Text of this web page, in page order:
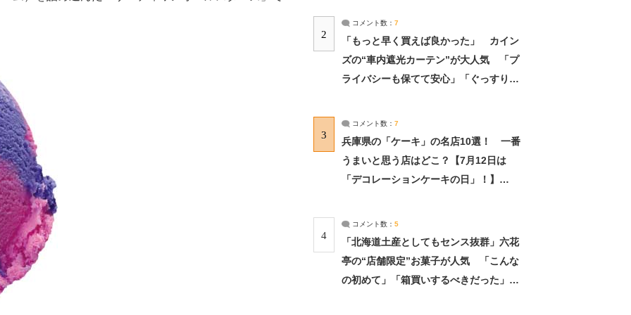
2
コメント数： 7
「もっと早く買えば良かった」 カイン
ズの“車内遮光カーテン”が大人気 「プ
ライバシーも保てて安心」「ぐっすり眠
3
コメント数： 7
兵庫県の「ケーキ」の名店10選！ 一番
うまいと思う店はどこ？【7月12日は
「デコレーションケーキの日」！】
4
コメント数： 5
「北海道土産としてもセンス抜群」六花
亭の“店舗限定”お菓子が人気 「こんな
の初めて」「箱買いするべきだった」